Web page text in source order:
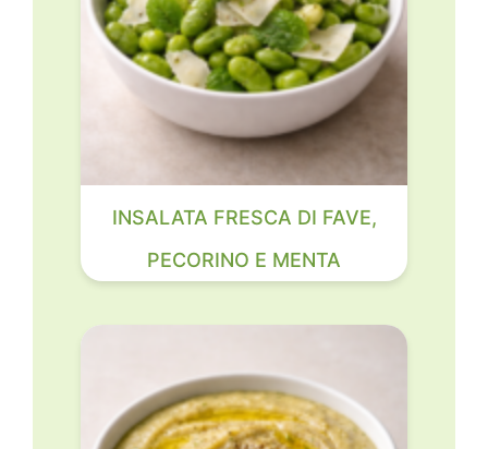
INSALATA FRESCA DI FAVE,
PECORINO E MENTA